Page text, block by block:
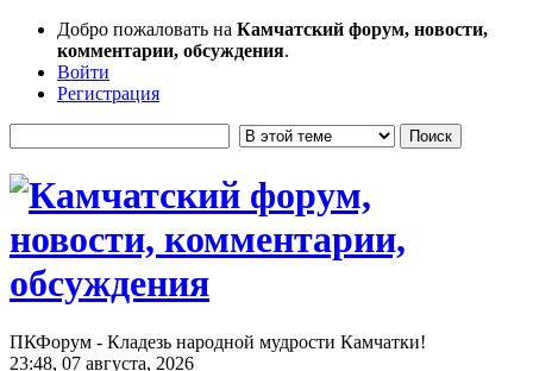
Добро пожаловать на Камчатский форум, новости,
комментарии, обсуждения.
Войти
Регистрация
ПКФорум - Кладезь народной мудрости Камчатки!
23:48, 07 августа, 2026